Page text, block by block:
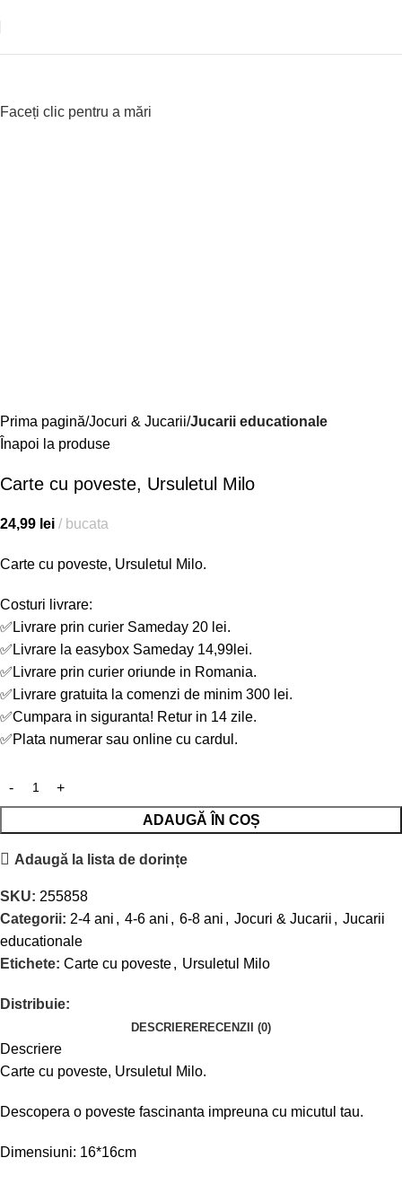
Faceți clic pentru a mări
Prima pagină Jocuri & Jucarii Jucarii educationale
Înapoi la produse
Carte cu poveste, Ursuletul Milo
24,99 lei bucata
Carte cu poveste, Ursuletul Milo.
Costuri livrare:
✅Livrare prin curier Sameday 20 lei.
✅Livrare la easybox Sameday 14,99lei.
✅Livrare prin curier oriunde in Romania.
✅Livrare gratuita la comenzi de minim 300 lei.
✅Cumpara in siguranta! Retur in 14 zile.
✅Plata numerar sau online cu cardul.
ADAUGĂ ÎN COȘ
Adaugă la lista de dorințe
SKU: 255858
Categorii: 2-4 ani , 4-6 ani , 6-8 ani , Jocuri & Jucarii , Jucarii
educationale
Etichete: Carte cu poveste, Ursuletul Milo
Distribuie:
DESCRIERERECENZII (0)
Descriere
Carte cu poveste, Ursuletul Milo.
Descopera o poveste fascinanta impreuna cu micutul tau.
Dimensiuni: 16*16cm